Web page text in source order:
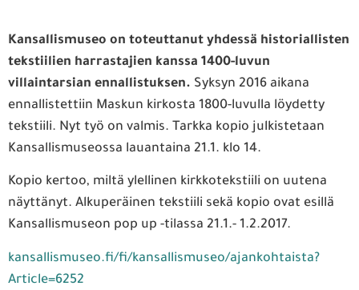
Kansallismuseo on toteuttanut yhdessä historiallisten
tekstiilien harrastajien kanssa 1400-luvun
villaintarsian ennallistuksen. Syksyn 2016 aikana
ennallistettiin Maskun kirkosta 1800-luvulla löydetty
tekstiili. Nyt työ on valmis. Tarkka kopio julkistetaan
Kansallismuseossa lauantaina 21.1. klo 14.
Kopio kertoo, miltä ylellinen kirkkotekstiili on uutena
näyttänyt. Alkuperäinen tekstiili sekä kopio ovat esillä
Kansallismuseon pop up -tilassa 21.1.- 1.2.2017.
kansallismuseo.fi/fi/kansallismuseo/ajankohtaista?
Article=6252